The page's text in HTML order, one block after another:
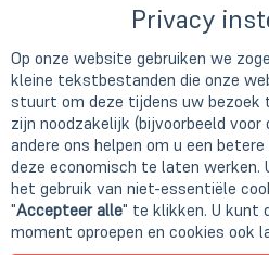
Af lager leverbaar
Lenovo
Gebrauchtgerät -
Privacy
Op onze website gebruiken we
kleine tekstbestanden die onze
stuurt om deze tijdens uw bezoek
zijn noodzakelijk (bijvoorbeeld
andere ons helpen om u een
deze economisch te laten werken.
het gebruik van niet-essentiële
"Accepteer alle" te klikken. U kunt
moment oproepen en cookies ook